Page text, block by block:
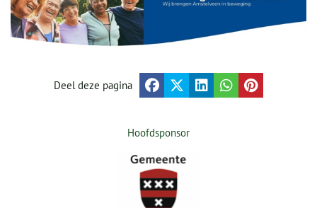
Deel deze pagina
Hoofdsponsor